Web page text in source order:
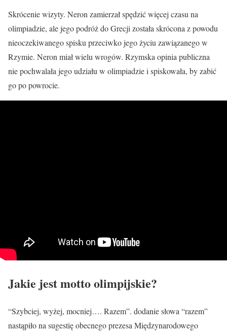
Skrócenie wizyty. Neron zamierzał spędzić więcej czasu na
olimpiadzie, ale jego podróż do Grecji została skrócona z powodu
nieoczekiwanego spisku przeciwko jego życiu zawiązanego w
Rzymie. Neron miał wielu wrogów. Rzymska opinia publiczna
nie pochwalała jego udziału w olimpiadzie i spiskowała, by zabić
go po powrocie.
Jakie jest motto olimpijskie?
“Szybciej, wyżej, mocniej…. Razem”. dodanie słowa “razem”
nastąpiło na sugestię obecnego prezesa Międzynarodowego